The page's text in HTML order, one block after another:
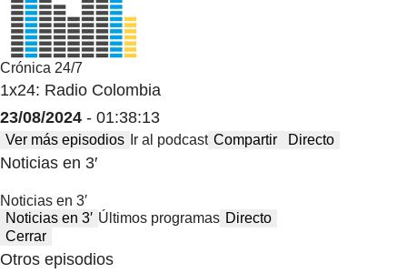
Crónica 24/7
1x24: Radio Colombia
23/08/2024 - 01:38:13
Ver más episodios Ir al podcast Compartir Directo
Noticias en 3′
Noticias en 3′
Noticias en 3′ Últimos programas Directo
Cerrar
Otros episodios